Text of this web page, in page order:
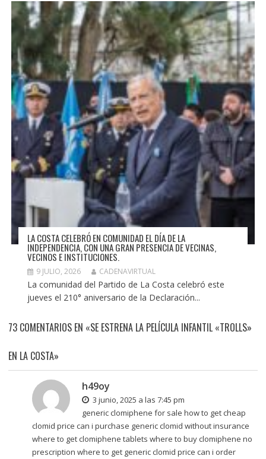
LA COSTA CELEBRÓ EN COMUNIDAD EL DÍA DE LA
INDEPENDENCIA, CON UNA GRAN PRESENCIA DE VECINAS,
VECINOS E INSTITUCIONES.
9 JULIO, 2026 CADENAVIRTUAL
La comunidad del Partido de La Costa celebró este
jueves el 210° aniversario de la Declaración...
73 COMENTARIOS EN «SE ESTRENA LA PELÍCULA INFANTIL «TROLLS»
EN LA COSTA»
h49oy
3 junio, 2025 a las 7:45 pm
generic clomiphene for sale how to get cheap
clomid price can i purchase generic clomid without insurance
where to get clomiphene tablets where to buy clomiphene no
prescription where to get generic clomid price can i order